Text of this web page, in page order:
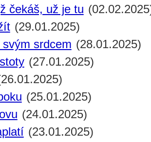
čekáš, už je tu
(29.01.2025)
srdcem (28.01.2025)
(27.01.2025)
(25.01.2025)
(24.01.2025)
(23.01.2025)